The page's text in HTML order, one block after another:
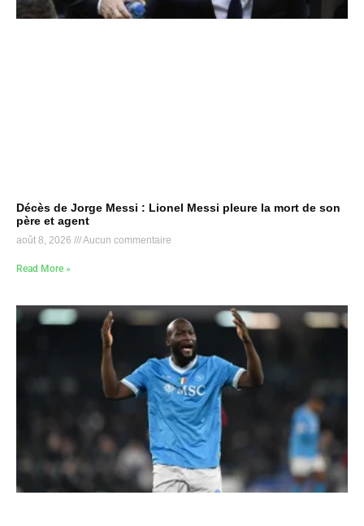
Décès de Jorge Messi : Lionel Messi pleure la mort de son
père et agent
août 8, 2026 Aucun commentaire
Read More »